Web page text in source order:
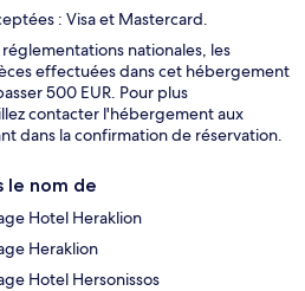
: Visa et Mastercard.
nationales, les
effectuées dans cet hébergement
500 EUR. Pour plus
contacter l'hébergement aux
dans la confirmation de réservation.
le nom de
Hotel Heraklion
Heraklion
Hotel Hersonissos